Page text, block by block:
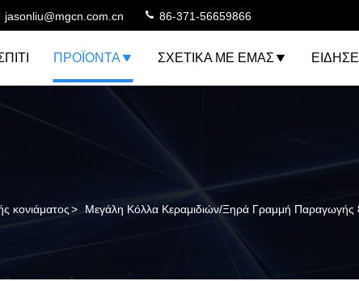
jasonliu@mgcn.com.cn 86-371-56659866
ΠΡΟΪΌΝΤΑ ΣΧΕΤΙΚΆ ΜΕ ΕΜΆΣ
κονιάματος> Μεγάλη Κόλλα Κεραμιδιών/ξηρά Γραμμή Παραγωγής